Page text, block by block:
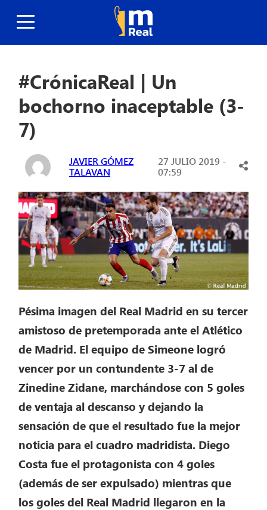
#CrónicaReal | Un
bochorno inaceptable (3-
7)
JAVIER GÓMEZ
TALAVAN
27 JULIO 2019 -
07:59
Pésima imagen del Real Madrid en su tercer
amistoso de pretemporada ante el Atlético
de Madrid. El equipo de Simeone logró
vencer por un contundente 3-7 al de
Zinedine Zidane, marchándose con 5 goles
de ventaja al descanso y dejando la
sensación de que el resultado fue la mejor
noticia para el cuadro madridista. Diego
Costa fue el protagonista con 4 goles
(además de ser expulsado) mientras que
los goles del Real Madrid llegaron en la